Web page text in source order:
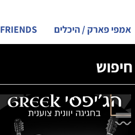
אמפי פארק / היכלים FRIENDS